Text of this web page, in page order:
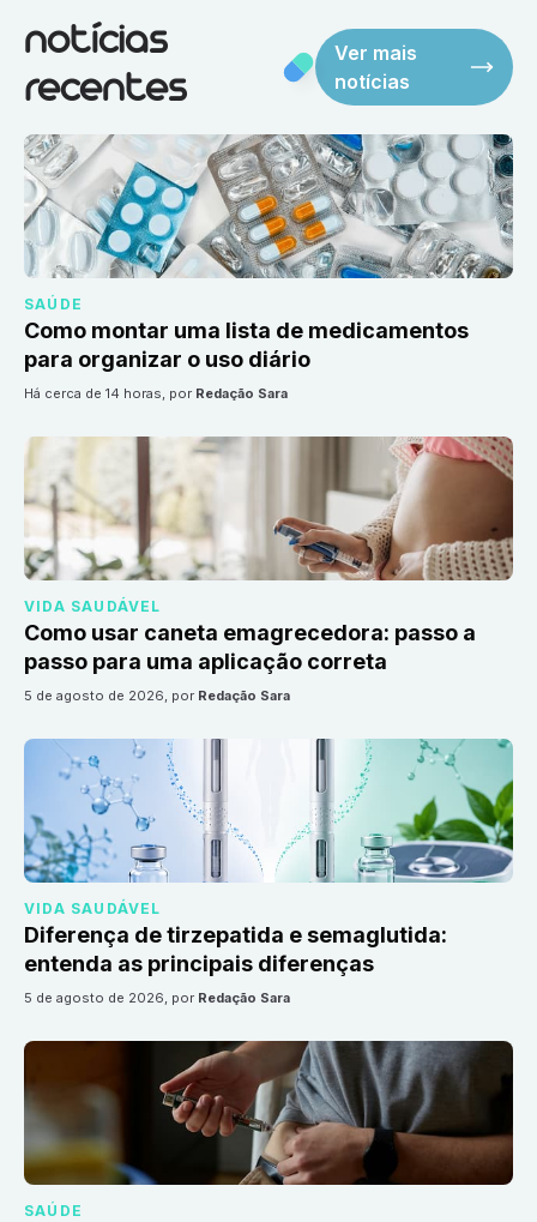
notícias
recentes
Ver mais
notícias
SAÚDE
Como montar uma lista de medicamentos
para organizar o uso diário
há cerca de 14 horas, por Redação Sara
VIDA SAUDÁVEL
Como usar caneta emagrecedora: passo a
passo para uma aplicação correta
5 de agosto de 2026, por Redação Sara
VIDA SAUDÁVEL
Diferença de tirzepatida e semaglutida:
entenda as principais diferenças
5 de agosto de 2026, por Redação Sara
SAÚDE